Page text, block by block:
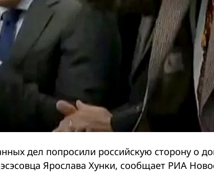
дел попросили российскую сторону о
Ярослава Хунки, сообщает РИА